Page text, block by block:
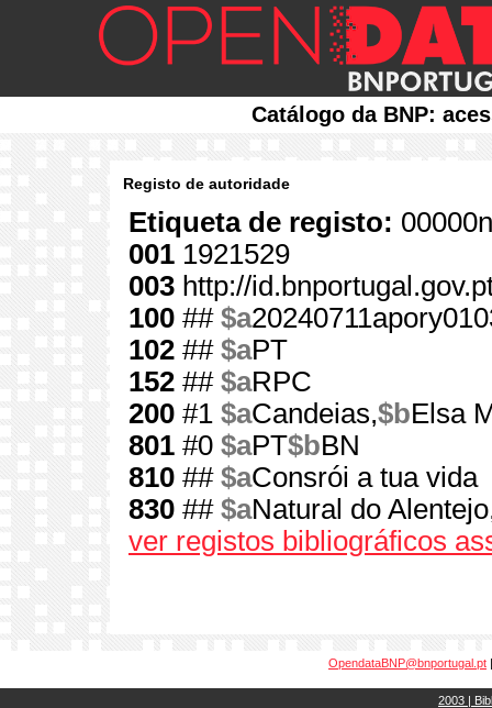
Catálogo da BNP:
Registo de autoridade
Etiqueta de registo:
001 1921529
003 http://
100 ## $a
102 ## $aPT
152 ## $aRPC
200 #1 $aCandeias,$bElsa
801 #0 $aPT$bBN
810 ## $aConsrói a tua vida
830 ## $aNatural do
ver registos bibliográficos
OpendataBNP@bnportugal.pt
2003 |